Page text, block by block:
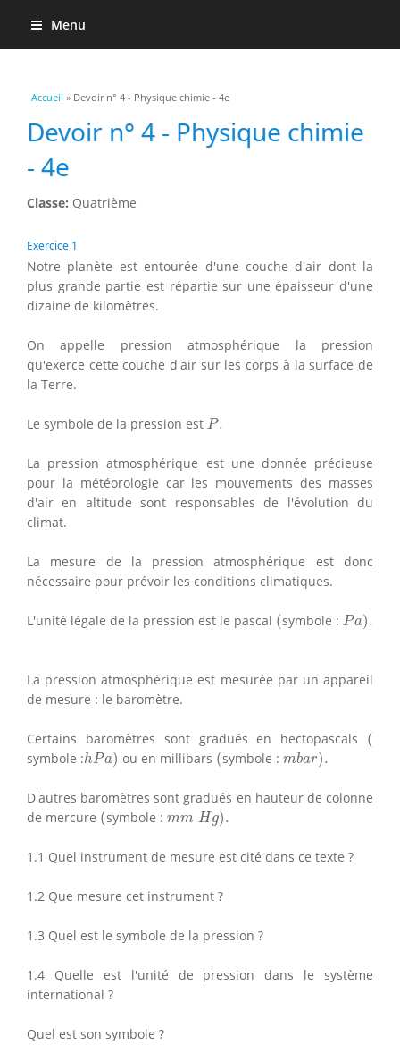
Menu
Vous êtes ici
Accueil » Devoir n° 4 - Physique chimie - 4e
Devoir n° 4 - Physique chimie
- 4e
Classe: Quatrième
Exercice 1
Notre planète est entourée d'une couche d'air dont la
plus grande partie est répartie sur une épaisseur d'une
dizaine de kilomètres.
On appelle pression atmosphérique la pression
qu'exerce cette couche d'air sur les corps à la surface de
la Terre.
Le symbole de la pression est P.
P.
La pression atmosphérique est une donnée précieuse
pour la météorologie car les mouvements des masses
d'air en altitude sont responsables de l'évolution du
climat.
La mesure de la pression atmosphérique est donc
nécessaire pour prévoir les conditions climatiques.
L'unité légale de la pression est le pascal (
(symbole : Pa).
Pa ).
La pression atmosphérique est mesurée par un appareil
de mesure : le baromètre.
Certains baromètres sont gradués en hectopascals (
(
symbole :hPa)
hPa) ou en millibars (
(symbole : mbar).
mbar).
D'autres baromètres sont gradués en hauteur de colonne
de mercure (
(symbole : mm Hg).
mmHg).
1.1 Quel instrument de mesure est cité dans ce texte ?
1.2 Que mesure cet instrument ?
1.3 Quel est le symbole de la pression ?
1.4 Quelle est l'unité de pression dans le système
international ?
Quel est son symbole ?